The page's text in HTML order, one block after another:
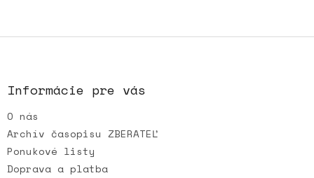
Z
i
e
Informácie pre vás
O nás
Archív časopisu ZBERATEĽ
Ponukové listy
Doprava a platba